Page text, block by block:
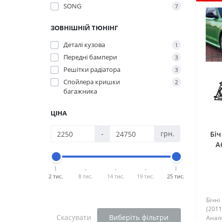
SONG 7
ЗОВНІШНІЙ ТЮНІНГ
Деталі кузова
1
Передні бампери 3
Решітки радіатора 3
Спойлера кришки
багажника
2
ЦІНА
- грн.
2 тис. 8 тис. 14 тис. 19 тис. 25 тис.
Скасувати Виберіть фільтри